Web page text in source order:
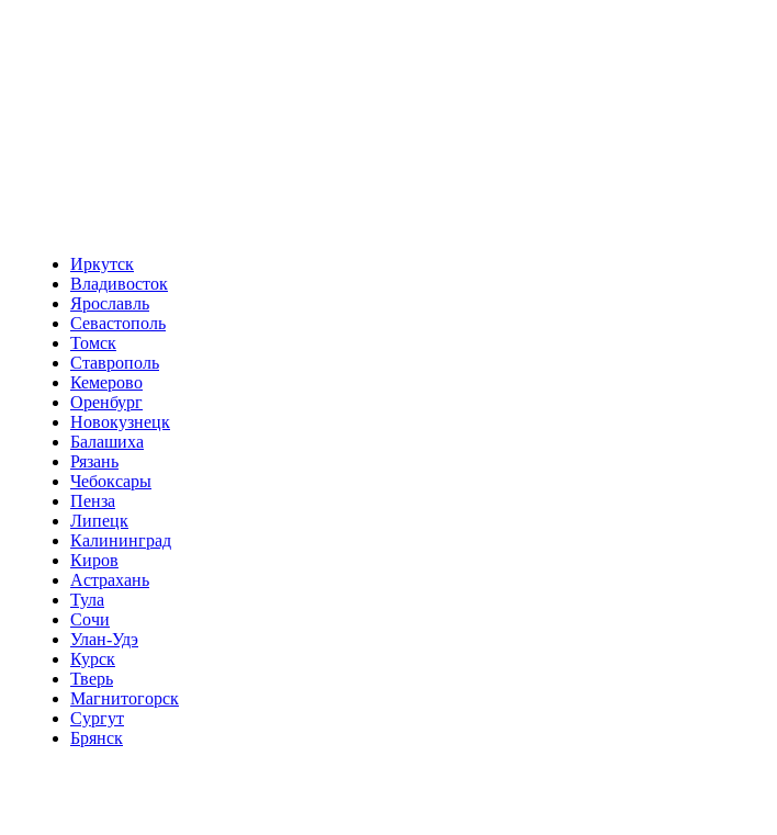
Иркутск
Владивосток
Ярославль
Севастополь
Томск
Ставрополь
Кемерово
Оренбург
Новокузнецк
Балашиха
Рязань
Чебоксары
Пенза
Липецк
Калининград
Киров
Астрахань
Тула
Сочи
Улан-Удэ
Курск
Тверь
Магнитогорск
Сургут
Брянск